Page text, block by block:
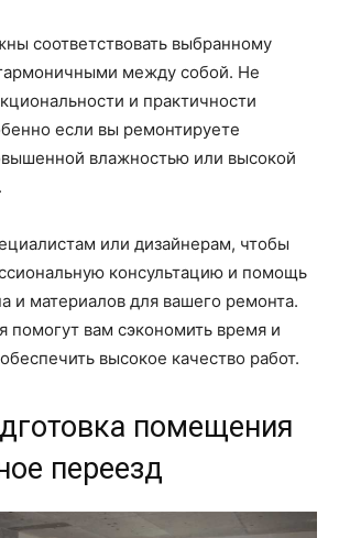
соответствовать выбранному
между собой. Не
и практичности
если вы ремонтируете
влажностью или высокой
или дизайнерам, чтобы
консультацию и помощь
и материалов для вашего ремонта.
помогут вам сэкономить время и
высокое качество работ.
помещения
переезд